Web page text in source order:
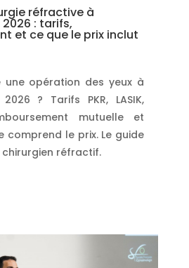
réfractive à
: tarifs,
et ce que le prix inclut
une opération des yeux à
? Tarifs PKR, LASIK,
mutuelle et
comprend le prix. Le guide
réfractif.